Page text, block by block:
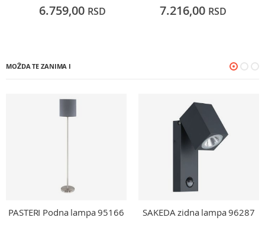
6.759,00 RSD 7.216,00 RSD
MOŽDA TE ZANIMA I
PASTERI Podna lampa 95166 SAKEDA zidna lampa 96287